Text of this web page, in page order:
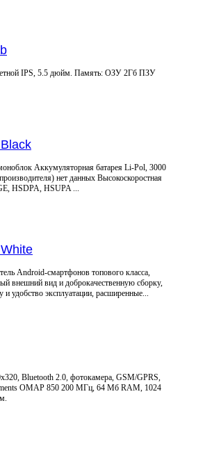
IPS, 5.5 дюйм. Память: ОЗУ 2Гб ПЗУ
Аккумуляторная батарея Li-Pol, 3000
нет данных Высокоскоростная
HSDPA, HSUPA ...
Android-смартфонов топового класса,
внешний вид и доброкачественную сборку,
удобство эксплуатации, расширенные...
Bluetooth 2.0, фотокамера, GSM/GPRS,
OMAP 850 200 МГц, 64 Мб RAM, 1024